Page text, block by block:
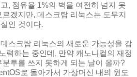
, 점유율 1%의 벽을 여전히 넘지 못
겠지만, 데스크탑 리눅스는 도무지
인 것이다.
스크탑 리눅스의 새로운 가능성을 감
력하는 중인데, 만약 캐노니컬의 재정
투를 쓰지 못하게 되는 날이 올까?
로 돌아가서 가상머신 내의 윈도